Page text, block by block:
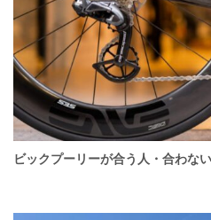
ビックプーリーが合う人・合わな